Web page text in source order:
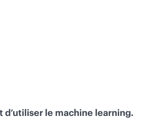
le machine learning.